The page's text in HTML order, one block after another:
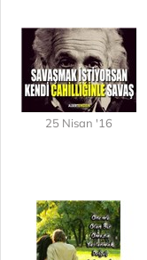
25 Nisan '16